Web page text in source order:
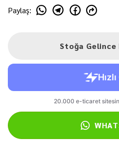
Paylaş:
Stoğa Gelince